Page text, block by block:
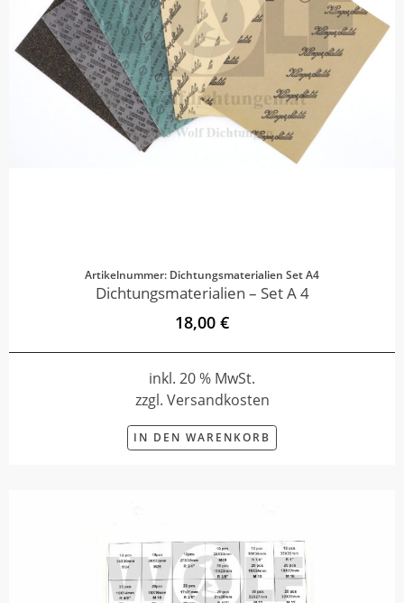
Artikelnummer: Dichtungsmaterialien Set A4
Dichtungsmaterialien – Set A 4
18,00 €
inkl. 20 % MwSt.
zzgl. Versandkosten
IN DEN WARENKORB